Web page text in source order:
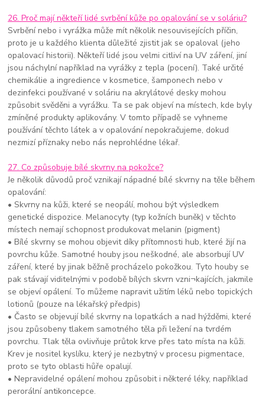
26. Proč mají někteří lidé svrbění kůže po opalování se v soláriu?
Svrbění nebo i vyrážka může mít několik nesouvisejících příčin,
proto je u každého klienta důležité zjistit jak se opaloval (jeho
opalovací historii). Někteří lidé jsou velmi citliví na UV záření, jiní
jsou náchylní například na vyrážky z tepla (pocení). Také určité
chemikálie a ingredience v kosmetice, šamponech nebo v
dezinfekci používané v soláriu na akrylátové desky mohou
způsobit svěděni a vyrážku. Ta se pak objeví na místech, kde byly
zmíněné produkty aplikovány. V tomto případě se vyhneme
používání těchto látek a v opalování nepokračujeme, dokud
nezmizí příznaky nebo nás neprohlédne lékař.
27. Co způsobuje bílé skvrny na pokožce?
Je několik důvodů proč vznikají nápadné bílé skvrny na těle během
opalování:
• Skvrny na kůži, které se neopálí, mohou být výsledkem
genetické dispozice. Melanocyty (typ kožních buněk) v těchto
místech nemají schopnost produkovat melanin (pigment)
• Bílé skvrny se mohou objevit díky přítomnosti hub, které žijí na
povrchu kůže. Samotné houby jsou neškodné, ale absorbují UV
záření, které by jinak běžně procházelo pokožkou. Tyto houby se
pak stávají viditelnými v podobě bílých skvrn vzni¬kajících, jakmile
se objeví opálení. To můžeme napravit užitím léků nebo topických
lotionů (pouze na lékařský předpis)
• Často se objevují bílé skvrny na lopatkách a nad hýžděmi, které
jsou způsobeny tlakem samotného těla při ležení na tvrdém
povrchu. Tlak těla ovlivňuje průtok krve přes tato místa na kůži.
Krev je nositel kyslíku, který je nezbytný v procesu pigmentace,
proto se tyto oblasti hůře opalují.
• Nepravidelné opálení mohou způsobit i některé léky, například
perorální antikoncepce.